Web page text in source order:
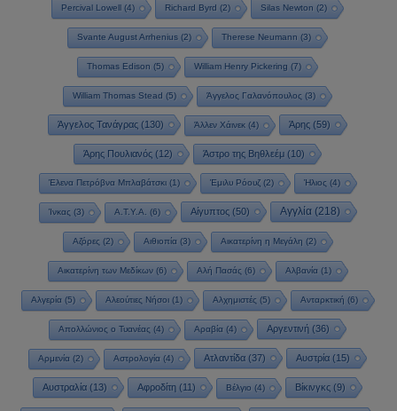
Percival Lowell (4) Richard Byrd (2) Silas Newton (2)
Svante August Arrhenius (2) Therese Neumann (3)
Thomas Edison (5) William Henry Pickering (7)
William Thomas Stead (5) Άγγελος Γαλανόπουλος (3)
Άγγελος Τανάγρας (130) Άλλεν Χάινεκ (4) Άρης (59)
Άρης Πουλιανός (12) Άστρο της Βηθλεέμ (10)
Έλενα Πετρόβνα Μπλαβάτσκι(1) Έμιλυ Ρόουζ(2) Ήλιος (4)
Ίνκας (3) Α.Τ.Υ.Α. (6) Αίγυπτος(50) Αγγλία(218)
Αζόρες (2) Αιθιοπία(3) Αικατερίνη η Μεγάλη (2)
Αικατερίνη των Μεδίκων(6) Αλή Πασάς (6) Αλβανία(1)
Αλγερία(5) Αλεούτιες Νήσοι(1) Αλχημιστές (5) Ανταρκτική (6)
Απολλώνιος ο Τυανέας (4) Αραβία (4) Αργεντινή (36)
Αρμενία (2) Αστρολογία (4) Ατλαντίδα (37) Αυστρία (15)
Αυστραλία (13) Αφροδίτη (11) Βέλγιο (4) Βίκινγκς (9)